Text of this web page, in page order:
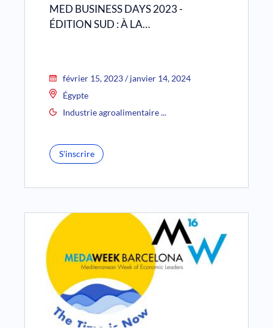
MED BUSINESS DAYS 2023 -
ÉDITION SUD : À LA…
février 15, 2023 / janvier 14, 2024
Égypte
Industrie agroalimentaire ...
S'inscrire